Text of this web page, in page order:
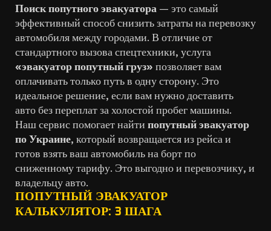
Поиск попутного эвакуатора — это самый
эффективный способ снизить затраты на перевозку
автомобиля между городами. В отличие от
стандартного вызова спецтехники, услуга
«эвакуатор попутный груз» позволяет вам
оплачивать только путь в одну сторону. Это
идеальное решение, если вам нужно доставить
авто без переплат за холостой пробег машины.
Наш сервис помогает найти попутный эвакуатор
по Украине, который возвращается из рейса и
готов взять ваш автомобиль на борт по
сниженному тарифу. Это выгодно и перевозчику, и
владельцу авто.
ПОПУТНЫЙ ЭВАКУАТОР
КАЛЬКУЛЯТОР: 3 ШАГА